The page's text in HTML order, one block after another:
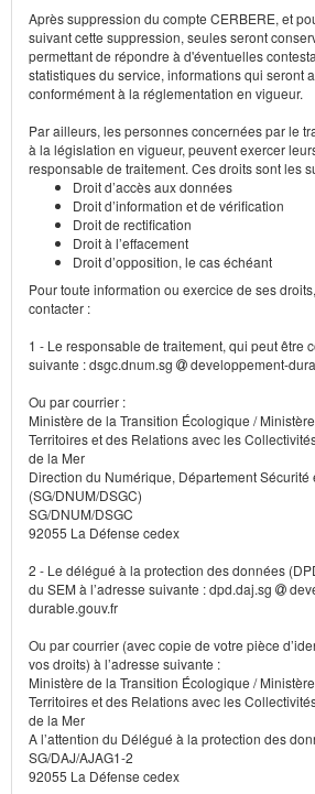
Après suppression du compte CERBERE, et
suivant cette suppression, seules seront
permettant de répondre à d'éventuelles
statistiques du service, informations qui seront
conformément à la réglementation en vigueur.
Par ailleurs, les personnes concernées par le
à la législation en vigueur, peuvent exercer
responsable de traitement. Ces droits sont les
Droit d’accès aux données
Droit d’information et de vérification
Droit de rectification
Droit à l’effacement
Droit d’opposition, le cas échéant
Pour toute information ou exercice de ses
contacter :
1 - Le responsable de traitement, qui peut être
suivante : dsgc.dnum.sg
developpement-
Ou par courrier :
Ministère de la Transition Écologique /
Territoires et des Relations avec les
de la Mer
Direction du Numérique, Département Sécurité
(SG/DNUM/DSGC)
SG/DNUM/DSGC
92055 La Défense cedex
2 - Le délégué à la protection des données
du SEM à l’adresse suivante : dpd.daj.sg
durable.gouv.fr
Ou par courrier (avec copie de votre pièce
vos droits) à l’adresse suivante :
Ministère de la Transition Écologique /
Territoires et des Relations avec les
de la Mer
A l’attention du Délégué à la protection des
SG/DAJ/AJAG1-2
92055 La Défense cedex